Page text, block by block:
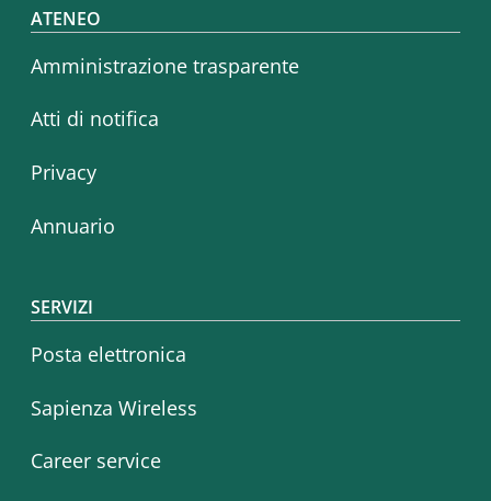
Footer menu
ATENEO
Amministrazione trasparente
Atti di notifica
Privacy
Annuario
SERVIZI
Posta elettronica
Sapienza Wireless
Career service